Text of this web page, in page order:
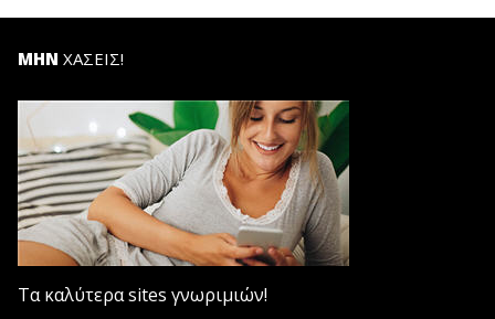
ΜΗΝ ΧΑΣΕΙΣ!
Τα καλύτερα sites γνωριμιών!